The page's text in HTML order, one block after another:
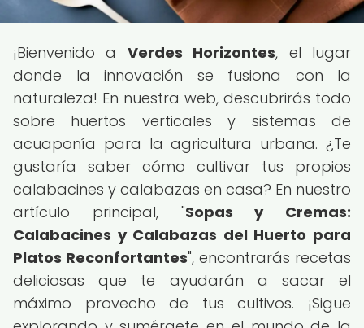
¡Bienvenido a Verdes Horizontes, el lugar
donde la innovación se fusiona con la
naturaleza! En nuestra web, descubrirás todo
sobre huertos verticales y sistemas de
acuaponía para la agricultura urbana. ¿Te
gustaría saber cómo cultivar tus propios
calabacines y calabazas en casa? En nuestro
artículo principal, "Sopas y Cremas:
Calabacines y Calabazas del Huerto para
Platos Reconfortantes", encontrarás recetas
deliciosas que te ayudarán a sacar el
máximo provecho de tus cultivos. ¡Sigue